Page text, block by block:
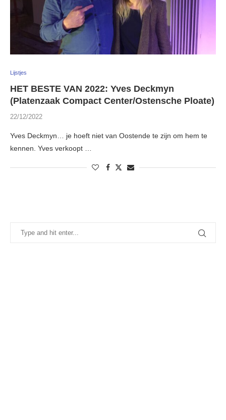
Lijstjes
HET BESTE VAN 2022: Yves Deckmyn
(Platenzaak Compact Center/Ostensche Ploate)
22/12/2022
Yves Deckmyn… je hoeft niet van Oostende te zijn om hem te
kennen. Yves verkoopt …